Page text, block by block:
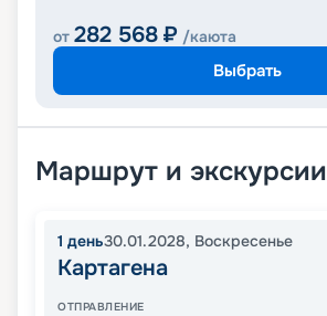
от 282 568 ₽ /каюта
Выбрать
Маршрут и экскурсии
1 день30.01.2028, Воскресенье
Картагена
ОТПРАВЛЕНИЕ